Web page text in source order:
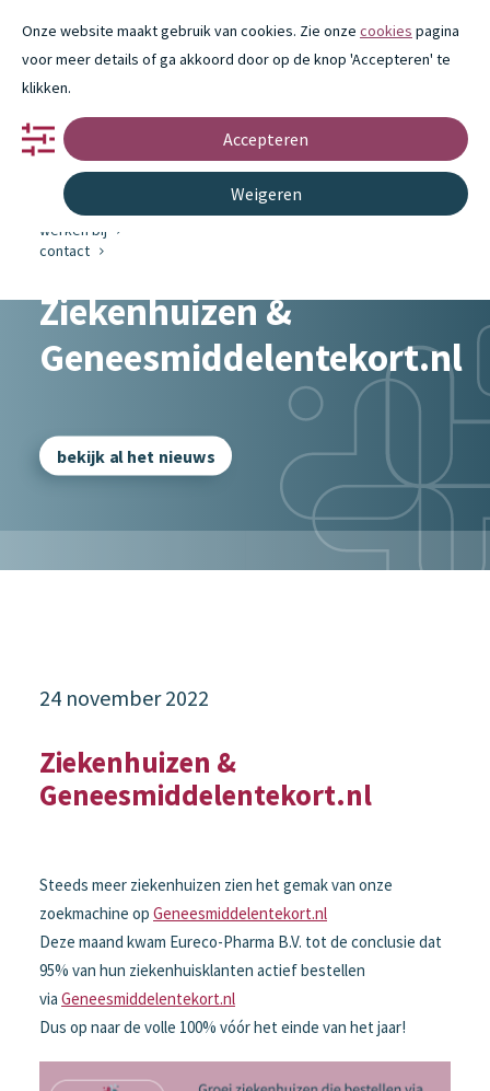
portfolio
partnerschap
innovatie
over ons
werken bij
contact
nieuws
Ziekenhuizen &
Geneesmiddelentekort.nl
bekijk al het nieuws
24 november 2022
Ziekenhuizen &
Geneesmiddelentekort.nl
Steeds meer ziekenhuizen zien het gemak van onze
zoekmachine op Geneesmiddelentekort.nl
Deze maand kwam Eureco-Pharma B.V. tot de conclusie dat
95% van hun ziekenhuisklanten actief bestellen
via Geneesmiddelentekort.nl
Dus op naar de volle 100% vóór het einde van het jaar!
Onze website maakt gebruik van cookies. Zie onze cookies pagina
voor meer details of ga akkoord door op de knop 'Accepteren' te
klikken.
Accepteren
Weigeren